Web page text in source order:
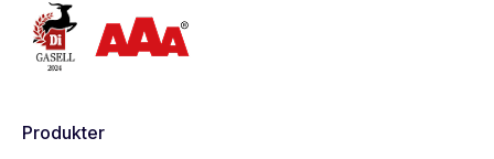
Produkter